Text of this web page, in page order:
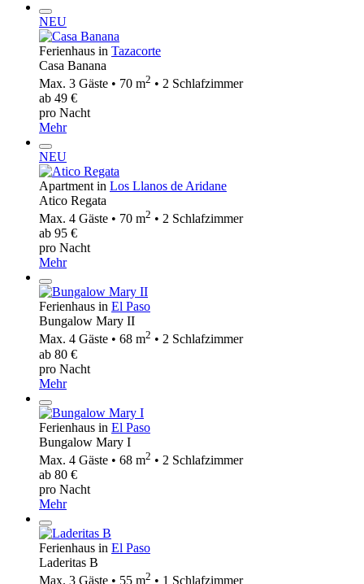
NEU
Ferienhaus in Tazacorte
Casa Banana
Max. 3 Gäste • 70 m2 • 2 Schlafzimmer
ab 49 €
pro Nacht
Mehr
NEU
Apartment in Los Llanos de Aridane
Atico Regata
Max. 4 Gäste • 70 m2 • 2 Schlafzimmer
ab 95 €
pro Nacht
Mehr
Ferienhaus in El Paso
Bungalow Mary II
Max. 4 Gäste • 68 m2 • 2 Schlafzimmer
ab 80 €
pro Nacht
Mehr
Ferienhaus in El Paso
Bungalow Mary I
Max. 4 Gäste • 68 m2 • 2 Schlafzimmer
ab 80 €
pro Nacht
Mehr
Ferienhaus in El Paso
Laderitas B
Max. 3 Gäste • 55 m2 • 1 Schlafzimmer